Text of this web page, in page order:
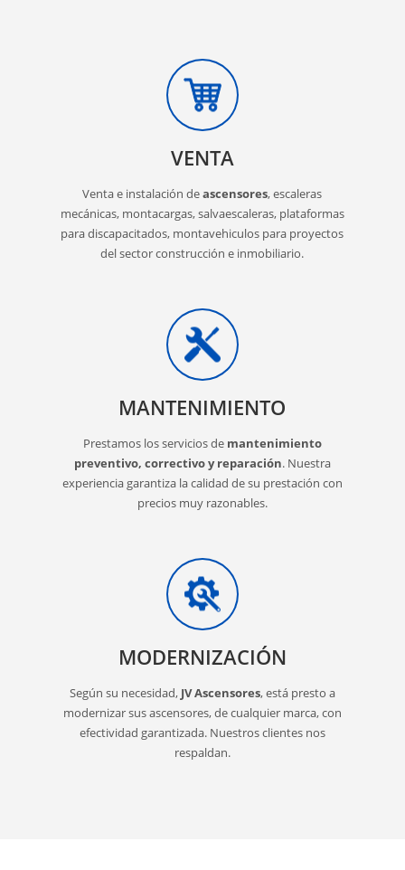
VENTA
Venta e instalación deascensores, escaleras
mecánicas, montacargas, salvaescaleras, plataformas
para discapacitados, montavehiculos para proyectos
del sector construcción e inmobiliario.
MANTENIMIENTO
Prestamos los servicios de mantenimiento
preventivo, correctivo y reparación. Nuestra
experiencia garantiza la calidad de su prestación con
precios muy razonables.
MODERNIZACIÓN
Según su necesidad, JV Ascensores, está presto a
modernizar sus ascensores, de cualquier marca, con
efectividad garantizada. Nuestros clientes nos
respaldan.